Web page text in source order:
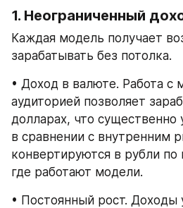
1. Неограниченный
Каждая модель получает
зарабатывать без потолка.
• Доход в валюте. Работа с
аудиторией позволяет
долларах, что существенно
в сравнении с внутренним
конвертируются в рубли по
где работают модели.
• Постоянный рост. Доходы